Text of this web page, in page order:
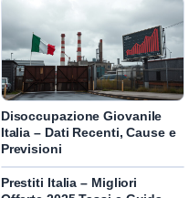
Disoccupazione Giovanile
Italia – Dati Recenti, Cause e
Previsioni
Prestiti Italia – Migliori